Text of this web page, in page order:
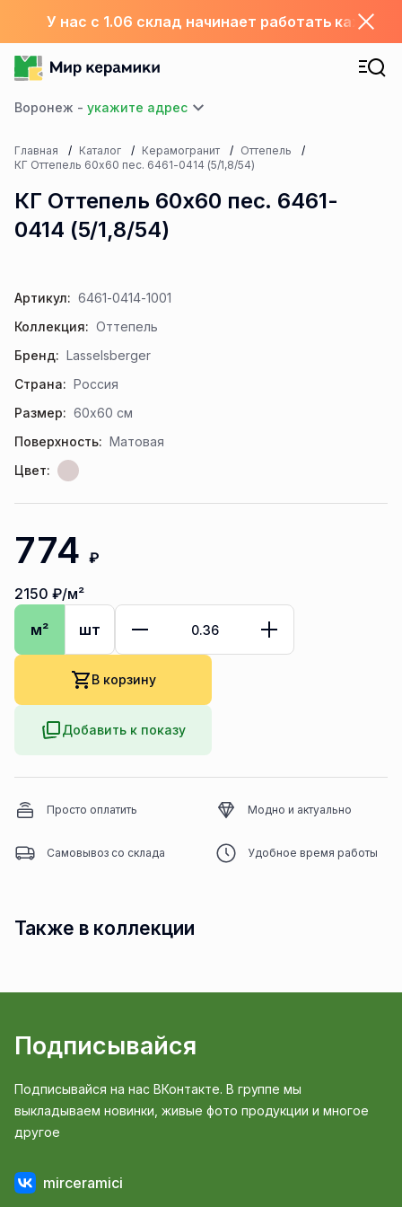
У нас с 1.06 склад начинает работать каждый
Воронеж -
Главная Каталог Керамогранит
Оттепель
КГ Оттепель 60х60 пес. 6461-0414 (5/1,8/54)
КГ Оттепель 60х60 пес. 6461-
0414 (5/1,8/54)
Артикул: 6461-0414-1001
Коллекция: Оттепель
Бренд: Lasselsberger
Страна: Россия
Размер: 60x60 см
Поверхность: Матовая
Цвет:
774 ₽
2150 ₽/м²
м²
шт
В корзину
Добавить к показу
Просто оплатить Модно и актуально
Самовывоз со склада Удобное время работы
Также в коллекции
Подписывайся
Подписывайся на нас ВКонтакте. В группе мы
выкладываем новинки, живые фото продукции и многое
другое
mirceramici